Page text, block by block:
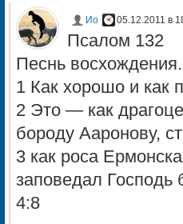
Ио 05.12.2011 в
Псалом 132
Песнь
1 Как хорошо и как
2 Это — как
бороду Ааронову,
3 как роса
заповедал Господь
4:8